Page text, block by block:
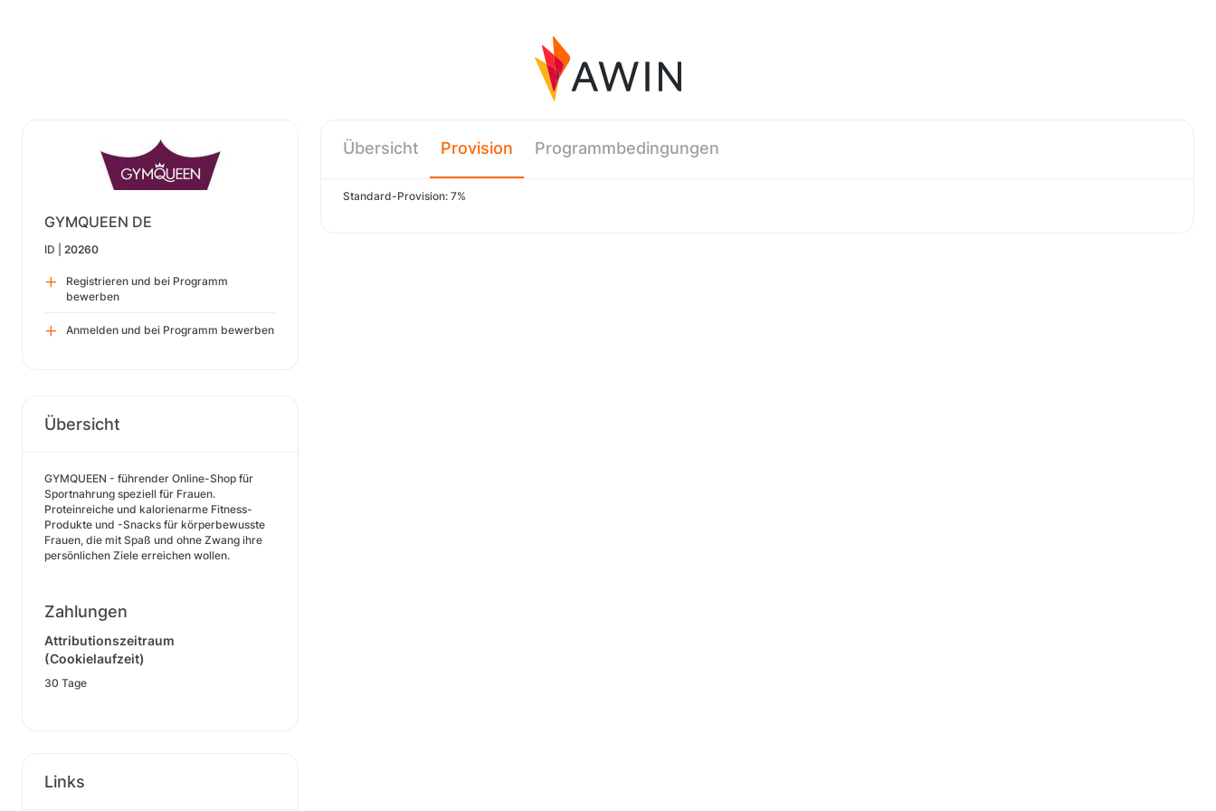
GYMQUEEN DE
ID | 20260
Registrieren und bei Programm
bewerben
Anmelden und bei Programm bewerben
Übersicht
GYMQUEEN - führender Online-Shop für
Sportnahrung speziell für Frauen.
Proteinreiche und kalorienarme Fitness-
Produkte und -Snacks für körperbewusste
Frauen, die mit Spaß und ohne Zwang ihre
persönlichen Ziele erreichen wollen.
Zahlungen
Attributionszeitraum
(Cookielaufzeit)
30 Tage
Links
Übersicht Provision Programmbedingungen
Standard-Provision: 7%